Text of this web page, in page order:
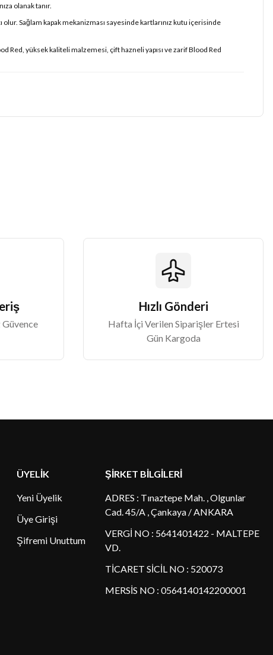
olanak tanır.
Sağlam kapak mekanizması sayesinde kartlarınız kutu içerisinde
yüksek kaliteli malzemesi, çift hazneli yapısı ve zarif Blood Red
Hızlı Gönderi
Hafta İçi Verilen Siparişler Ertesi
Gün Kargoda
ÜYELİK
Yeni Üyelik
Üye Girişi
Şifremi Unuttum
ŞİRKET BİLGİLERİ
ADRES : Tınaztepe Mah. , Olgunlar
Cad. 45/A , Çankaya / ANKARA
VERGİ NO : 5641401422 - MALTEPE
VD.
TİCARET SİCİL NO : 520073
MERSİS NO : 0564140142200001